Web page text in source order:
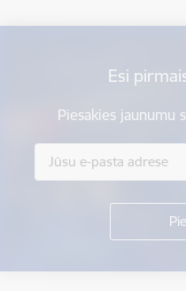
Esi
Piesakies jaunumu